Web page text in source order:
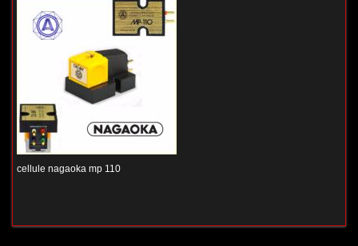
cellule nagaoka mp 110